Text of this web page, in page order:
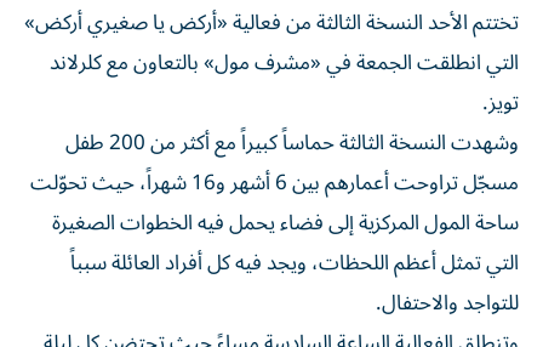
تختتم الأحد النسخة الثالثة من فعالية «أركض يا صغيري أركض»
التي انطلقت الجمعة في «مشرف مول» بالتعاون مع كلرلاند
تويز.
وشهدت النسخة الثالثة حماساً كبيراً مع أكثر من 200 طفل
مسجّل تراوحت أعمارهم بين 6 أشهر و16 شهراً، حيث تحوّلت
ساحة المول المركزية إلى فضاء يحمل فيه الخطوات الصغيرة
التي تمثل أعظم اللحظات، ويجد فيه كل أفراد العائلة سبباً
للتواجد والاحتفال.